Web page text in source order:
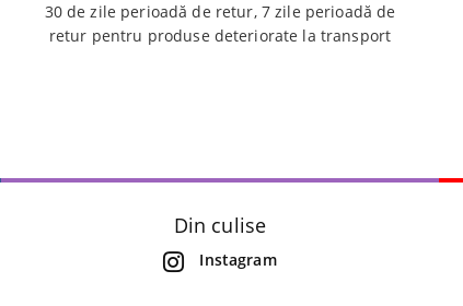
30 de zile perioadă de retur, 7 zile perioadă de
retur pentru produse deteriorate la transport
Din culise
Instagram